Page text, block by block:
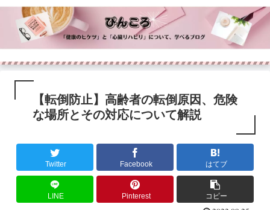
【転倒防止】高齢者の転倒原因、危険
な場所とその対応について解説
Twitter Facebook はてブ
LINE Pinterest コピー